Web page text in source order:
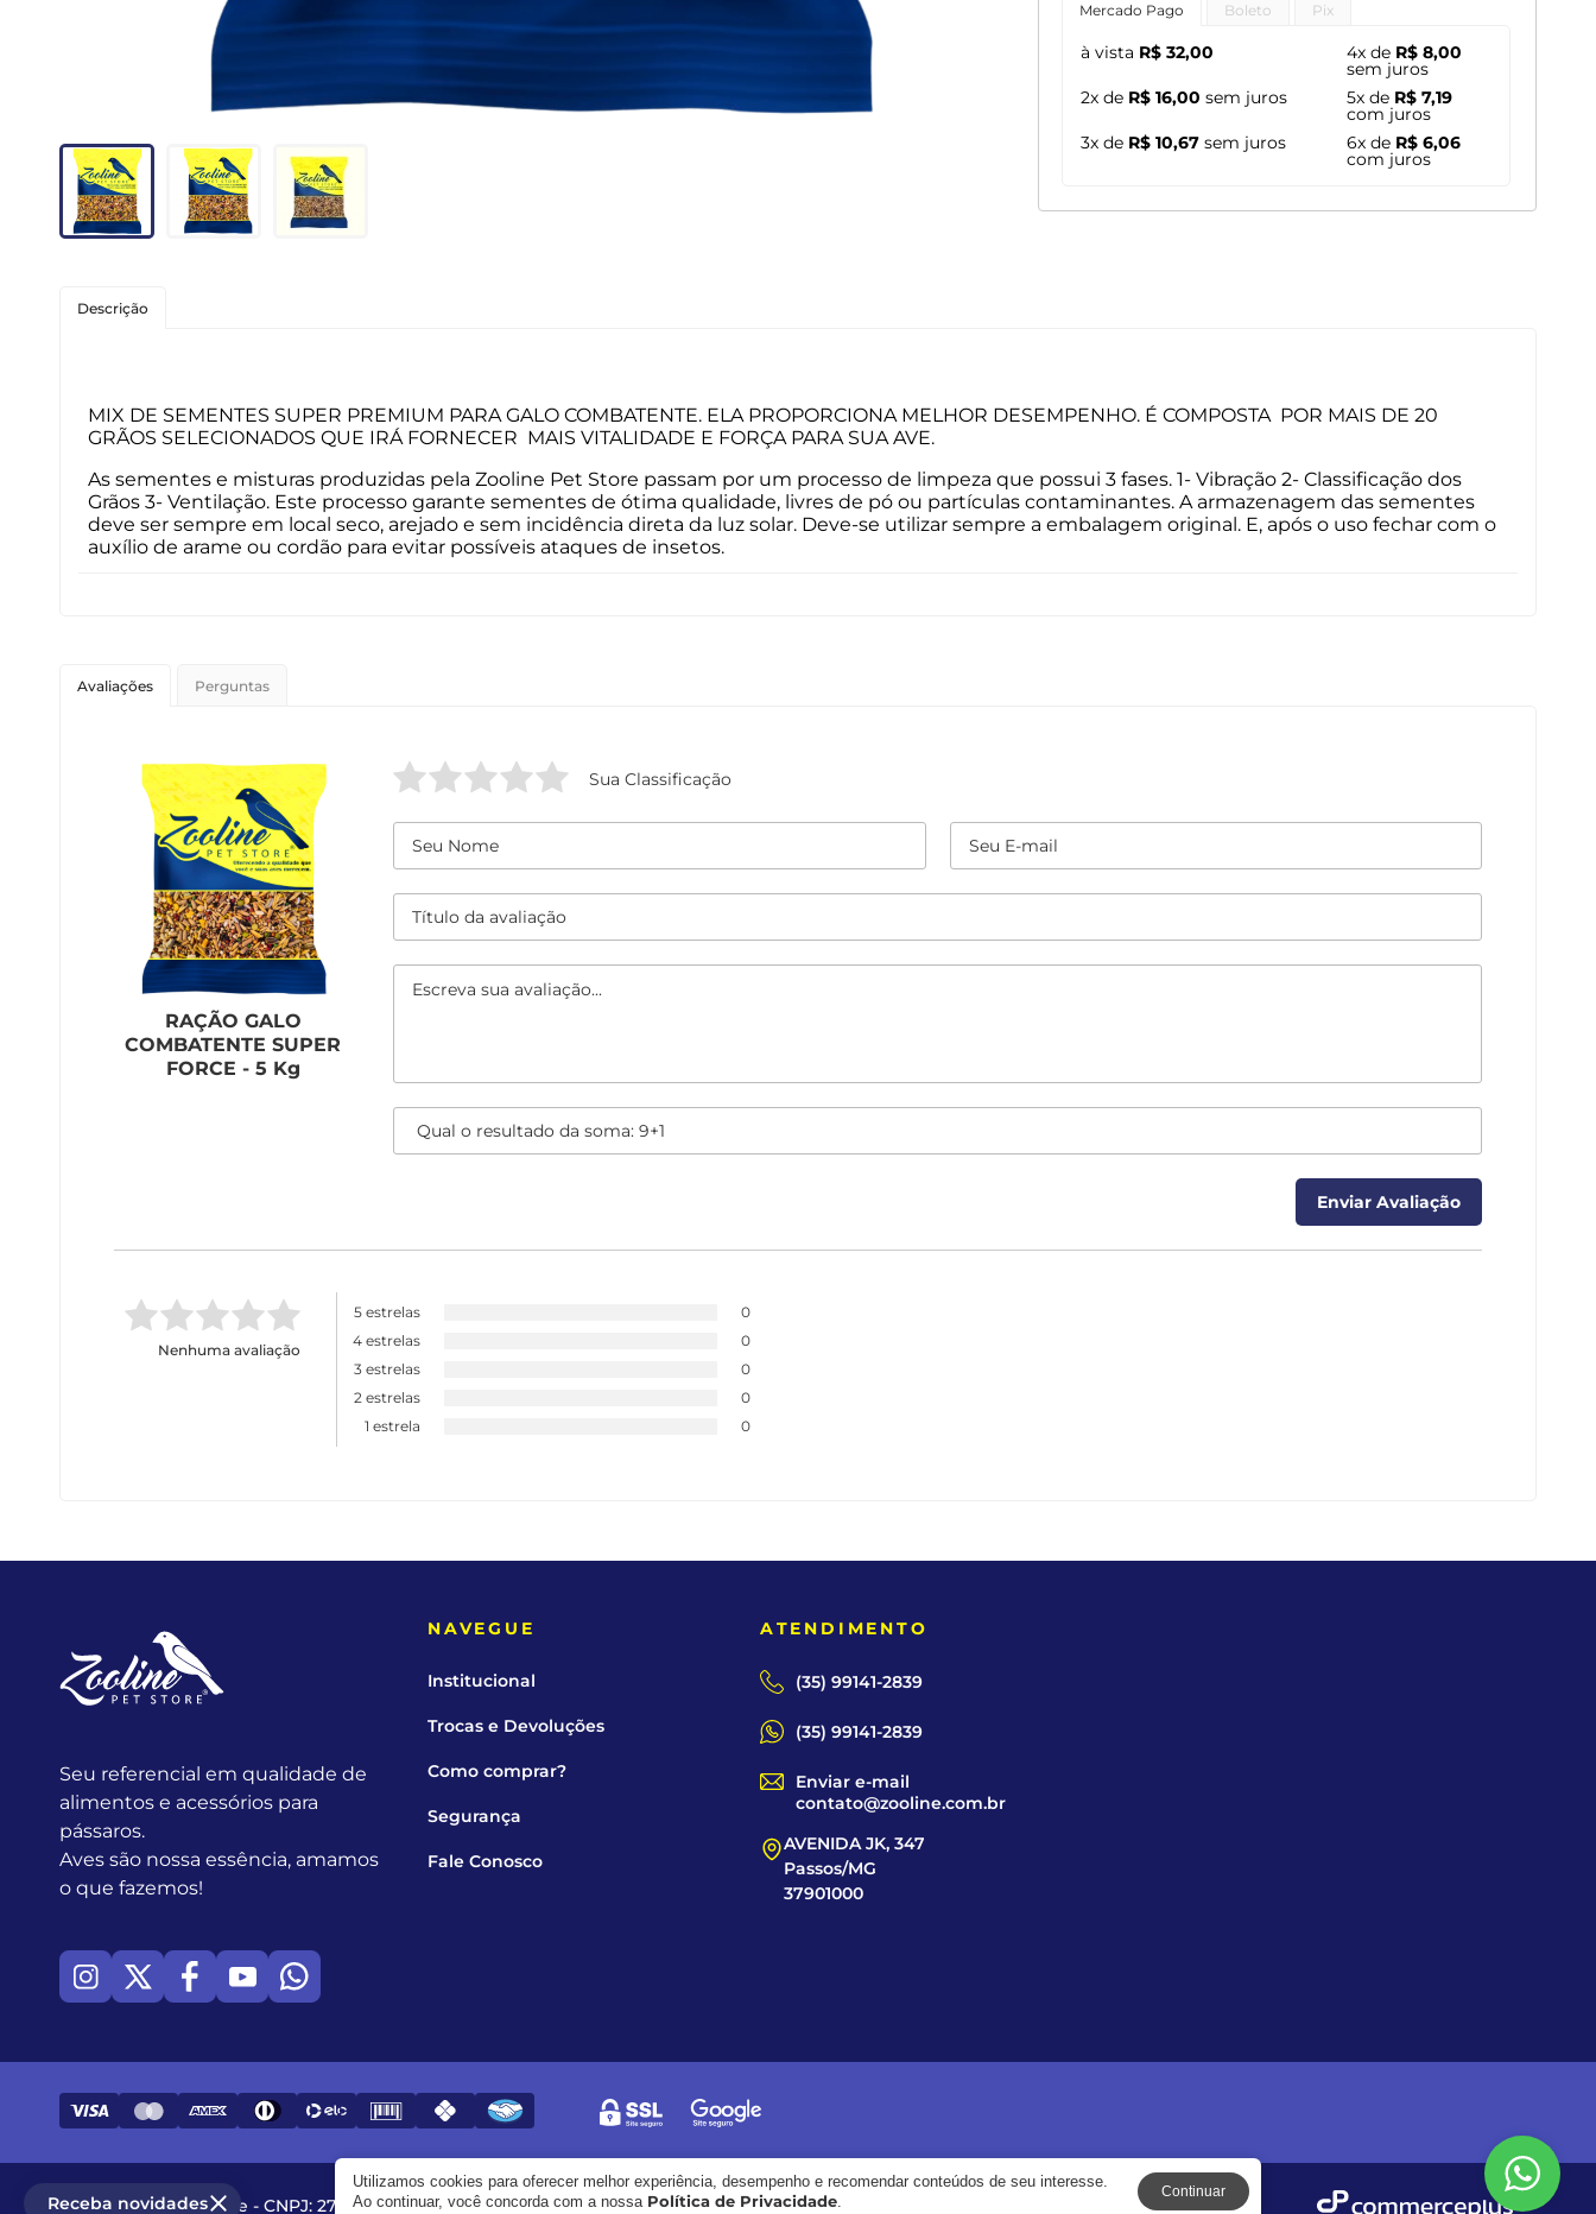
Peixes
Linha para Cães
Mercado Pago Boleto Pix
à vista R$ 32,00
2x de R$ 16,00 sem juros
3x de R$ 10,67 sem juros
4x de R$ 8,00
sem juros
5x de R$ 7,19
com juros
6x de R$ 6,06
com juros
Descrição
MIX DE SEMENTES SUPER PREMIUM PARA GALO COMBATENTE. ELA PROPORCIONA MELHOR DESEMPENHO. É COMPOSTA POR MAIS DE 20
GRÃOS SELECIONADOS QUE IRÁ FORNECER MAIS VITALIDADE E FORÇA PARA SUA AVE.
As sementes e misturas produzidas pela Zooline Pet Store passam por um processo de limpeza que possui 3 fases. 1- Vibração 2- Classificação dos
Grãos 3- Ventilação. Este processo garante sementes de ótima qualidade, livres de pó ou partículas contaminantes. A armazenagem das sementes
deve ser sempre em local seco, arejado e sem incidência direta da luz solar. Deve-se utilizar sempre a embalagem original. E, após o uso fechar com o
auxílio de arame ou cordão para evitar possíveis ataques de insetos.
Avaliações Perguntas
RAÇÃO GALO
COMBATENTE SUPER
FORCE - 5 Kg
Sua Classificação
Nenhuma avaliação
5 estrelas
0
4 estrelas
0
3 estrelas
0
2 estrelas
0
1 estrela
0
Receba novidades
Seu referencial em qualidade de
alimentos e acessórios para
pássaros.
Aves são nossa essência, amamos
o que fazemos!
NAVEGUE
Institucional
Trocas e Devoluções
Como comprar?
Segurança
Fale Conosco
ATENDIMENTO
(35) 99141-2839
(35) 99141-2839
Enviar e-mail
contato@zooline.com.br
AVENIDA JK, 347
Passos/MG
37901000
© 2017 - 2026 - Zooline - CNPJ: 27.982.258/0001-97
Utilizamos cookies para oferecer melhor experiência, desempenho e recomendar conteúdos de seu interesse.
Ao continuar, você concorda com a nossa Política de Privacidade.
Continuar